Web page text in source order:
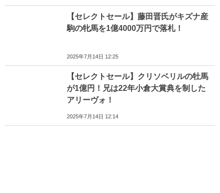
【セレクトセール】藤田晋氏がキズナ産
駒の牝馬を1億4000万円で落札！
2025年7月14日 12:25
【セレクトセール】クリソベリルの牡馬
が1億円！兄は22年小倉大賞典を制した
アリーヴォ！
2025年7月14日 12:14